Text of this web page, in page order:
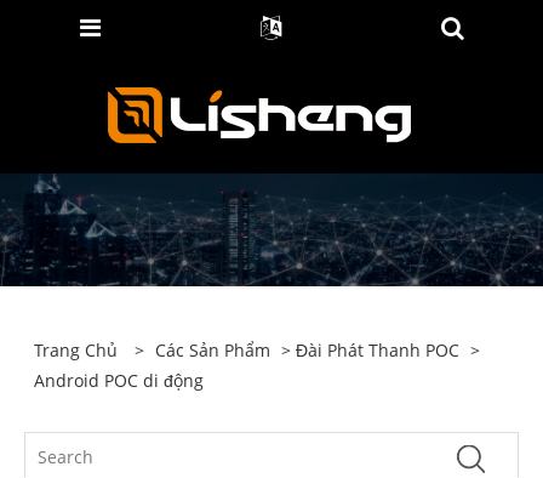
Trang Chủ > Các Sản Phẩm >Đài Phát Thanh POC >
Android POC di động